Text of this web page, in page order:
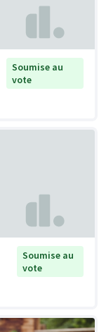
Soumise au
vote
Soumise au
vote